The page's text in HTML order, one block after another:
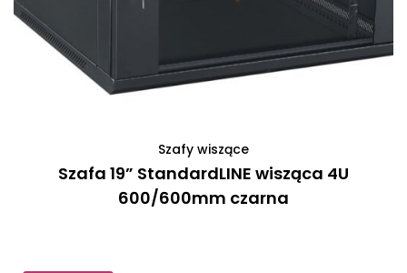
Szafy wiszące
Szafa 19” StandardLINE wisząca 4U
600/600mm czarna